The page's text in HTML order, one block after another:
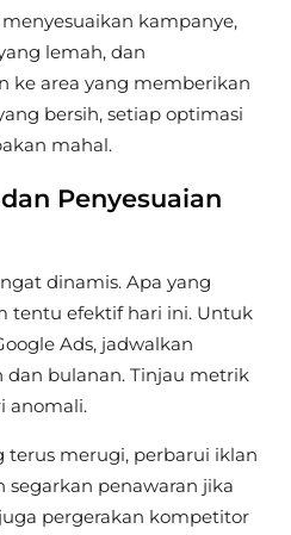
kampanye,
lemah, dan
ke area yang memberikan
bersih, setiap optimasi
mahal.
Penyesuaian
dinamis. Apa yang
tentu efektif hari ini. Untuk
Ads, jadwalkan
bulanan. Tinjau metrik
anomali.
terus merugi, perbarui iklan
segarkan penawaran jika
pergerakan kompetitor